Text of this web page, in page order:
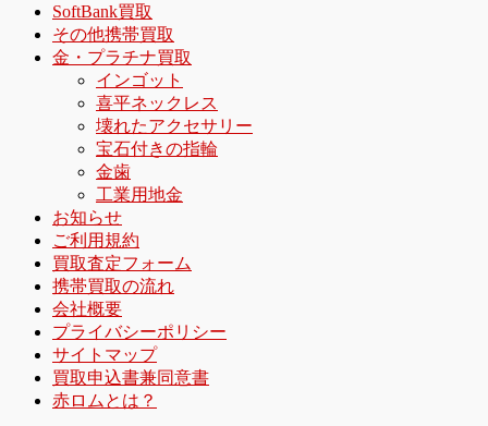
SoftBank買取
その他携帯買取
金・プラチナ買取
インゴット
喜平ネックレス
壊れたアクセサリー
宝石付きの指輪
金歯
工業用地金
お知らせ
ご利用規約
買取査定フォーム
携帯買取の流れ
会社概要
プライバシーポリシー
サイトマップ
買取申込書兼同意書
赤ロムとは？